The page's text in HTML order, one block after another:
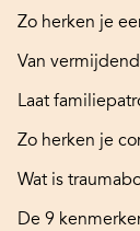
Zo herken je
Van
Laat
Zo herken je
Wat is
De 9